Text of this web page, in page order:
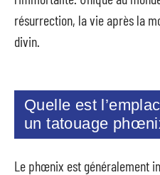
résurrection, la vie après la
divin.
Quelle est
un tatouage
Le phœnix est généralement